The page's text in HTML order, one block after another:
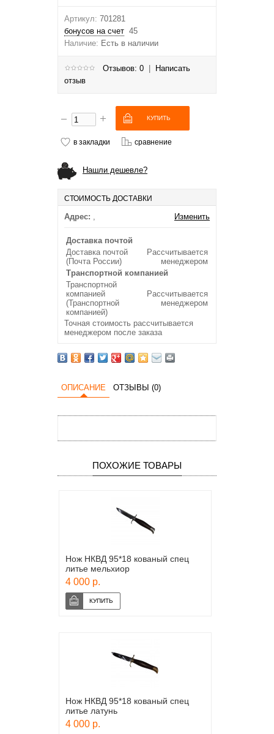
Артикул: 701281
бонусов на счет 45
Наличие: Есть в наличии
Отзывов: 0
Написать
отзыв
в закладки сравнение
Нашли дешевле?
СТОИМОСТЬ ДОСТАВКИ
Адрес: , Изменить
Доставка почтой
Доставка почтой
(Почта России)
Рассчитывается
менеджером
Транспортной компанией
Транспортной
компанией
(Транспортной
компанией)
Рассчитывается
менеджером
Точная стоимость рассчитывается
менеджером после заказа
ОПИСАНИЕ ОТЗЫВЫ (0)
ПОХОЖИЕ ТОВАРЫ
Нож НКВД 95*18 кованый спец
литье мельхиор
4 000 р.
Нож НКВД 95*18 кованый спец
литье латунь
4 000 р.